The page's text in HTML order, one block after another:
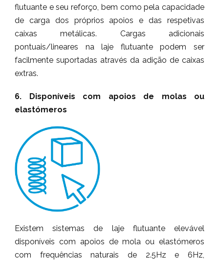
flutuante e seu reforço, bem como pela capacidade
de carga dos próprios apoios e das respetivas
caixas metálicas. Cargas adicionais
pontuais/lineares na laje flutuante podem ser
facilmente suportadas através da adição de caixas
extras.
6. Disponíveis com apoios de molas ou
elastómeros
Existem sistemas de laje flutuante elevável
disponíveis com apoios de mola ou elastómeros
com frequências naturais de 2.5Hz e 6Hz,